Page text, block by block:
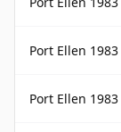
Port Ellen
Port Ellen 1983